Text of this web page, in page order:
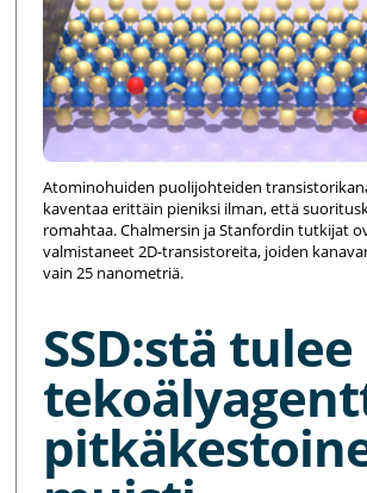
Atominohuiden puolijohteiden
kaventaa erittäin pieniksi ilman, että
romahtaa. Chalmersin ja Stanfordin tutkijat
valmistaneet 2D-transistoreita, joiden
vain 25 nanometriä.
SSD:stä tulee